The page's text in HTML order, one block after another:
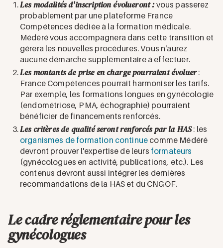
Les modalités d'inscription évolueront :vous passerez
probablement par une plateforme France
Compétences dédiée à la formation médicale.
Médéré vous accompagnera dans cette transition et
gérera les nouvelles procédures. Vous n'aurez
aucune démarche supplémentaire à effectuer.
Les montants de prise en charge pourraient évoluer:
France Compétences pourrait harmoniser les tarifs.
Par exemple, les formations longues en gynécologie
(endométriose, PMA, échographie) pourraient
bénéficier de financements renforcés.
Les critères de qualité seront renforcés par la HAS: les
organismes de formation continue comme Médéré
devront prouver l'expertise de leurs formateurs
(gynécologues en activité, publications, etc.). Les
contenus devront aussi intégrer les dernières
recommandations de la HAS et du CNGOF.
Le cadre réglementaire pour les
gynécologues